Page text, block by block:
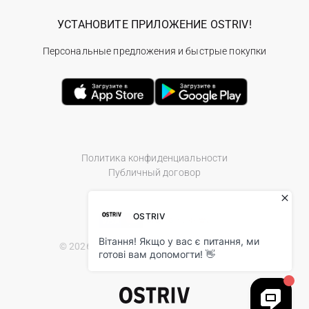
Политика конфиденциальности
Публичный договор
© 2026 Ostriv.ua Store. All Rights Reserved.
УСТАНОВИТЕ ПРИЛОЖЕНИЕ OSTRIV!
Персональные предложения и быстрые покупки